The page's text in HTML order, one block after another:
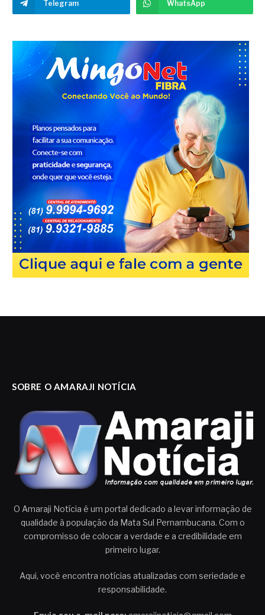
Telegram WhatsApp
SOBRE O AMARAJI NOTÍCIA
O Amaraji Notícia é um portal dedicado a levar informação de
qualidade à população da Mata Sul Pernambucana. Com o
compromisso de colocar a verdade e a credibilidade em
primeiro lugar.
Aqui, você encontra notícias atualizadas com seriedade e
responsabilidade.